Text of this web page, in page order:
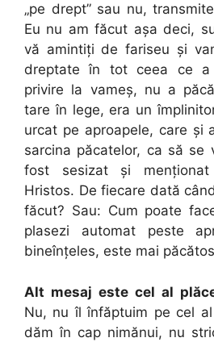
„pe drept” sau nu,
Eu nu am făcut aşa deci,
vă amintiţi de fariseu şi
dreptate în tot ceea ce a
privire la vameş, nu a
tare în lege, era un
urcat pe aproapele, care şi
sarcina păcatelor, ca să se
fost sesizat şi
Hristos. De fiecare dată
făcut? Sau: Cum poate
plasezi automat peste
bineînţeles, este mai
Alt mesaj este cel al
Nu, nu îl înfăptuim pe cel
dăm în cap nimănui, nu